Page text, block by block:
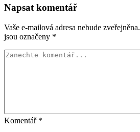
Napsat komentář
Vaše e-mailová adresa nebude zveřejněna.
jsou označeny *
Komentář *